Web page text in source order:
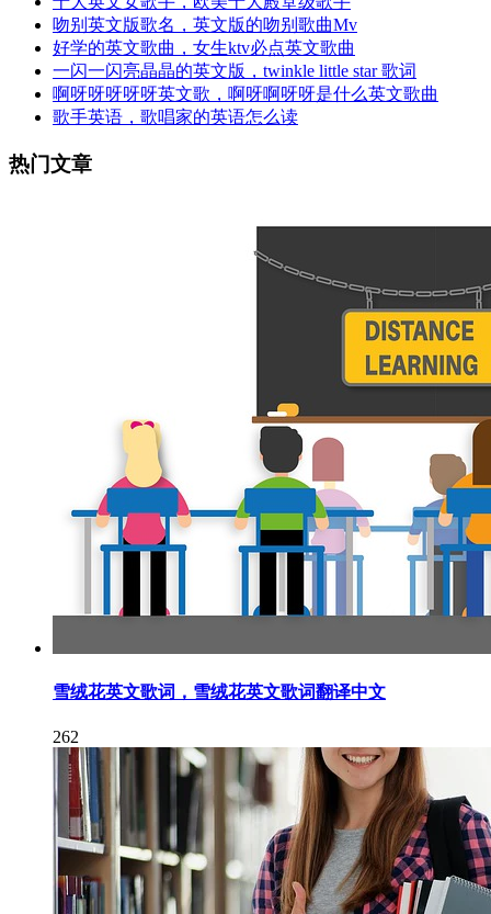
吻别英文版歌名，英文版的吻别歌曲Mv
好学的英文歌曲，女生ktv必点英文歌曲
一闪一闪亮晶晶的英文版，twinkle little star 歌词
啊呀呀呀呀呀英文歌，啊呀啊呀呀是什么英文歌曲
歌手英语，歌唱家的英语怎么读
热门文章
雪绒花英文歌词，雪绒花英文歌词翻译中文
262